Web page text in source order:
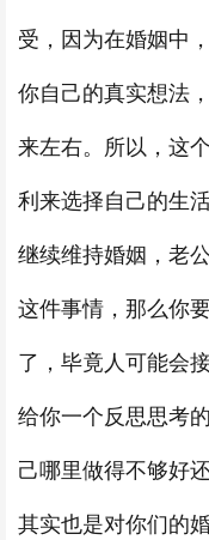
受，因为在婚姻中
你自己的真实想法
来左右。所以，这
利来选择自己的生
继续维持婚姻，老
这件事情，那么你
了，毕竟人可能会
给你一个反思思考
己哪里做得不够好
其实也是对你们的